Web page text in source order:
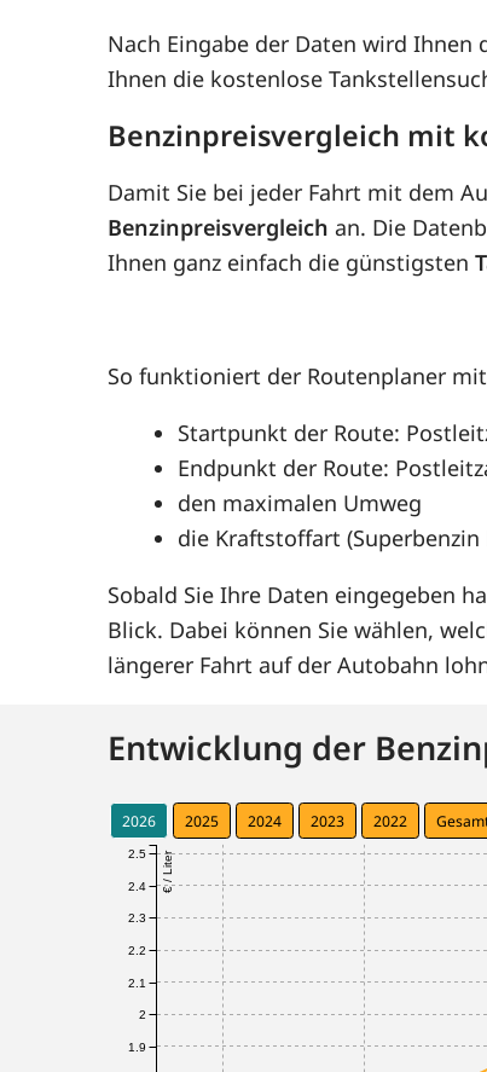
Nach Eingabe der Daten wird
Ihnen die kostenlose
Benzinpreisvergleich mit
Damit Sie bei jeder Fahrt mit dem
Benzinpreisvergleich an. Die
Ihnen ganz einfach die günstigsten
So funktioniert der Routenplaner mit
Startpunkt der Route:
Endpunkt der Route:
den maximalen Umweg
die Kraftstoffart (Superbenzin
Sobald Sie Ihre Daten eingegeben
Blick. Dabei können Sie wählen,
längerer Fahrt auf der Autobahn
Entwicklung der
2026 2025 2024 2023 2022
€ / Liter
1.9
2
2.1
2.2
2.3
2.4
2.5